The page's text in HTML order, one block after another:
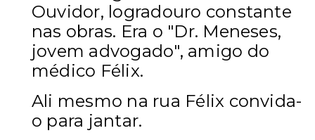
Ouvidor, logradouro constante
nas obras. Era o "Dr. Meneses,
jovem advogado", amigo do
médico Félix.
Ali mesmo na rua Félix convida-
o para jantar.